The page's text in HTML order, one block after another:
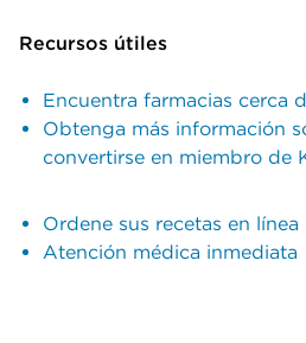
Recursos útiles
Encuentra farmacias cerca
Obtenga más información
convertirse en miembro de
Ordene sus recetas en línea
Atención médica inmediata